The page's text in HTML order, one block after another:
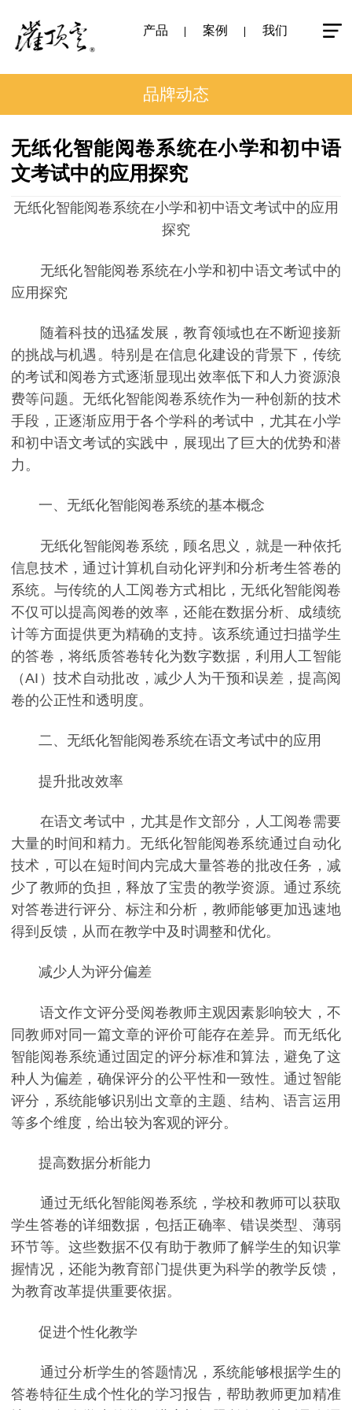
产品 案例 我们
品牌动态
无纸化智能阅卷系统在小学和初中语
文考试中的应用探究
无纸化智能阅卷系统在小学和初中语文考试中的应用
探究
无纸化智能阅卷系统在小学和初中语文考试中的
应用探究
随着科技的迅猛发展，教育领域也在不断迎接新
的挑战与机遇。特别是在信息化建设的背景下，传统
的考试和阅卷方式逐渐显现出效率低下和人力资源浪
费等问题。无纸化智能阅卷系统作为一种创新的技术
手段，正逐渐应用于各个学科的考试中，尤其在小学
和初中语文考试的实践中，展现出了巨大的优势和潜
力。
一、无纸化智能阅卷系统的基本概念
无纸化智能阅卷系统，顾名思义，就是一种依托
信息技术，通过计算机自动化评判和分析考生答卷的
系统。与传统的人工阅卷方式相比，无纸化智能阅卷
不仅可以提高阅卷的效率，还能在数据分析、成绩统
计等方面提供更为精确的支持。该系统通过扫描学生
的答卷，将纸质答卷转化为数字数据，利用人工智能
（AI）技术自动批改，减少人为干预和误差，提高阅
卷的公正性和透明度。
二、无纸化智能阅卷系统在语文考试中的应用
提升批改效率
在语文考试中，尤其是作文部分，人工阅卷需要
大量的时间和精力。无纸化智能阅卷系统通过自动化
技术，可以在短时间内完成大量答卷的批改任务，减
少了教师的负担，释放了宝贵的教学资源。通过系统
对答卷进行评分、标注和分析，教师能够更加迅速地
得到反馈，从而在教学中及时调整和优化。
减少人为评分偏差
语文作文评分受阅卷教师主观因素影响较大，不
同教师对同一篇文章的评价可能存在差异。而无纸化
智能阅卷系统通过固定的评分标准和算法，避免了这
种人为偏差，确保评分的公平性和一致性。通过智能
评分，系统能够识别出文章的主题、结构、语言运用
等多个维度，给出较为客观的评分。
提高数据分析能力
通过无纸化智能阅卷系统，学校和教师可以获取
学生答卷的详细数据，包括正确率、错误类型、薄弱
环节等。这些数据不仅有助于教师了解学生的知识掌
握情况，还能为教育部门提供更为科学的教学反馈，
为教育改革提供重要依据。
促进个性化教学
通过分析学生的答题情况，系统能够根据学生的
答卷特征生成个性化的学习报告，帮助教师更加精准